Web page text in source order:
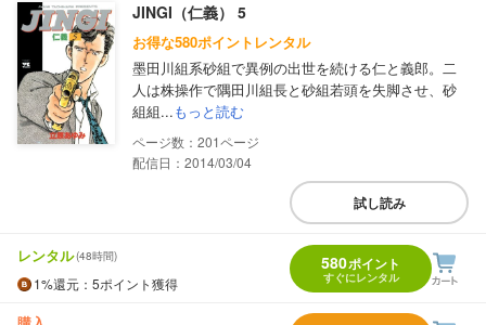
JINGI（仁義） 5
お得な580ポイントレンタル
墨田川組系砂組で異例の出世を続ける仁と義郎。二
人は株操作で隅田川組長と砂組若頭を失脚させ、砂
組組...もっと読む
201
配信日：2014/03/04
試し読み
レンタル(48時間)
1%還元 ：5ポイント獲得
580ポイント
すぐにレンタル